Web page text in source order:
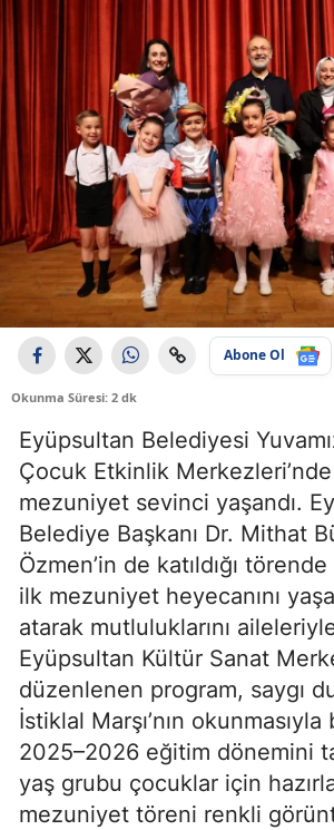
Abone Ol
Okunma Süresi: 2 dk
Eyüpsultan Belediyesi
Çocuk Etkinlik
mezuniyet sevinci yaşandı.
Belediye Başkanı Dr. Mithat
Özmen’in de katıldığı
ilk mezuniyet heyecanını
atarak mutluluklarını
Eyüpsultan Kültür Sanat
düzenlenen program, saygı
İstiklal Marşı’nın okunmasıyla
2025–2026 eğitim dönemini
yaş grubu çocuklar için
mezuniyet töreni renkli